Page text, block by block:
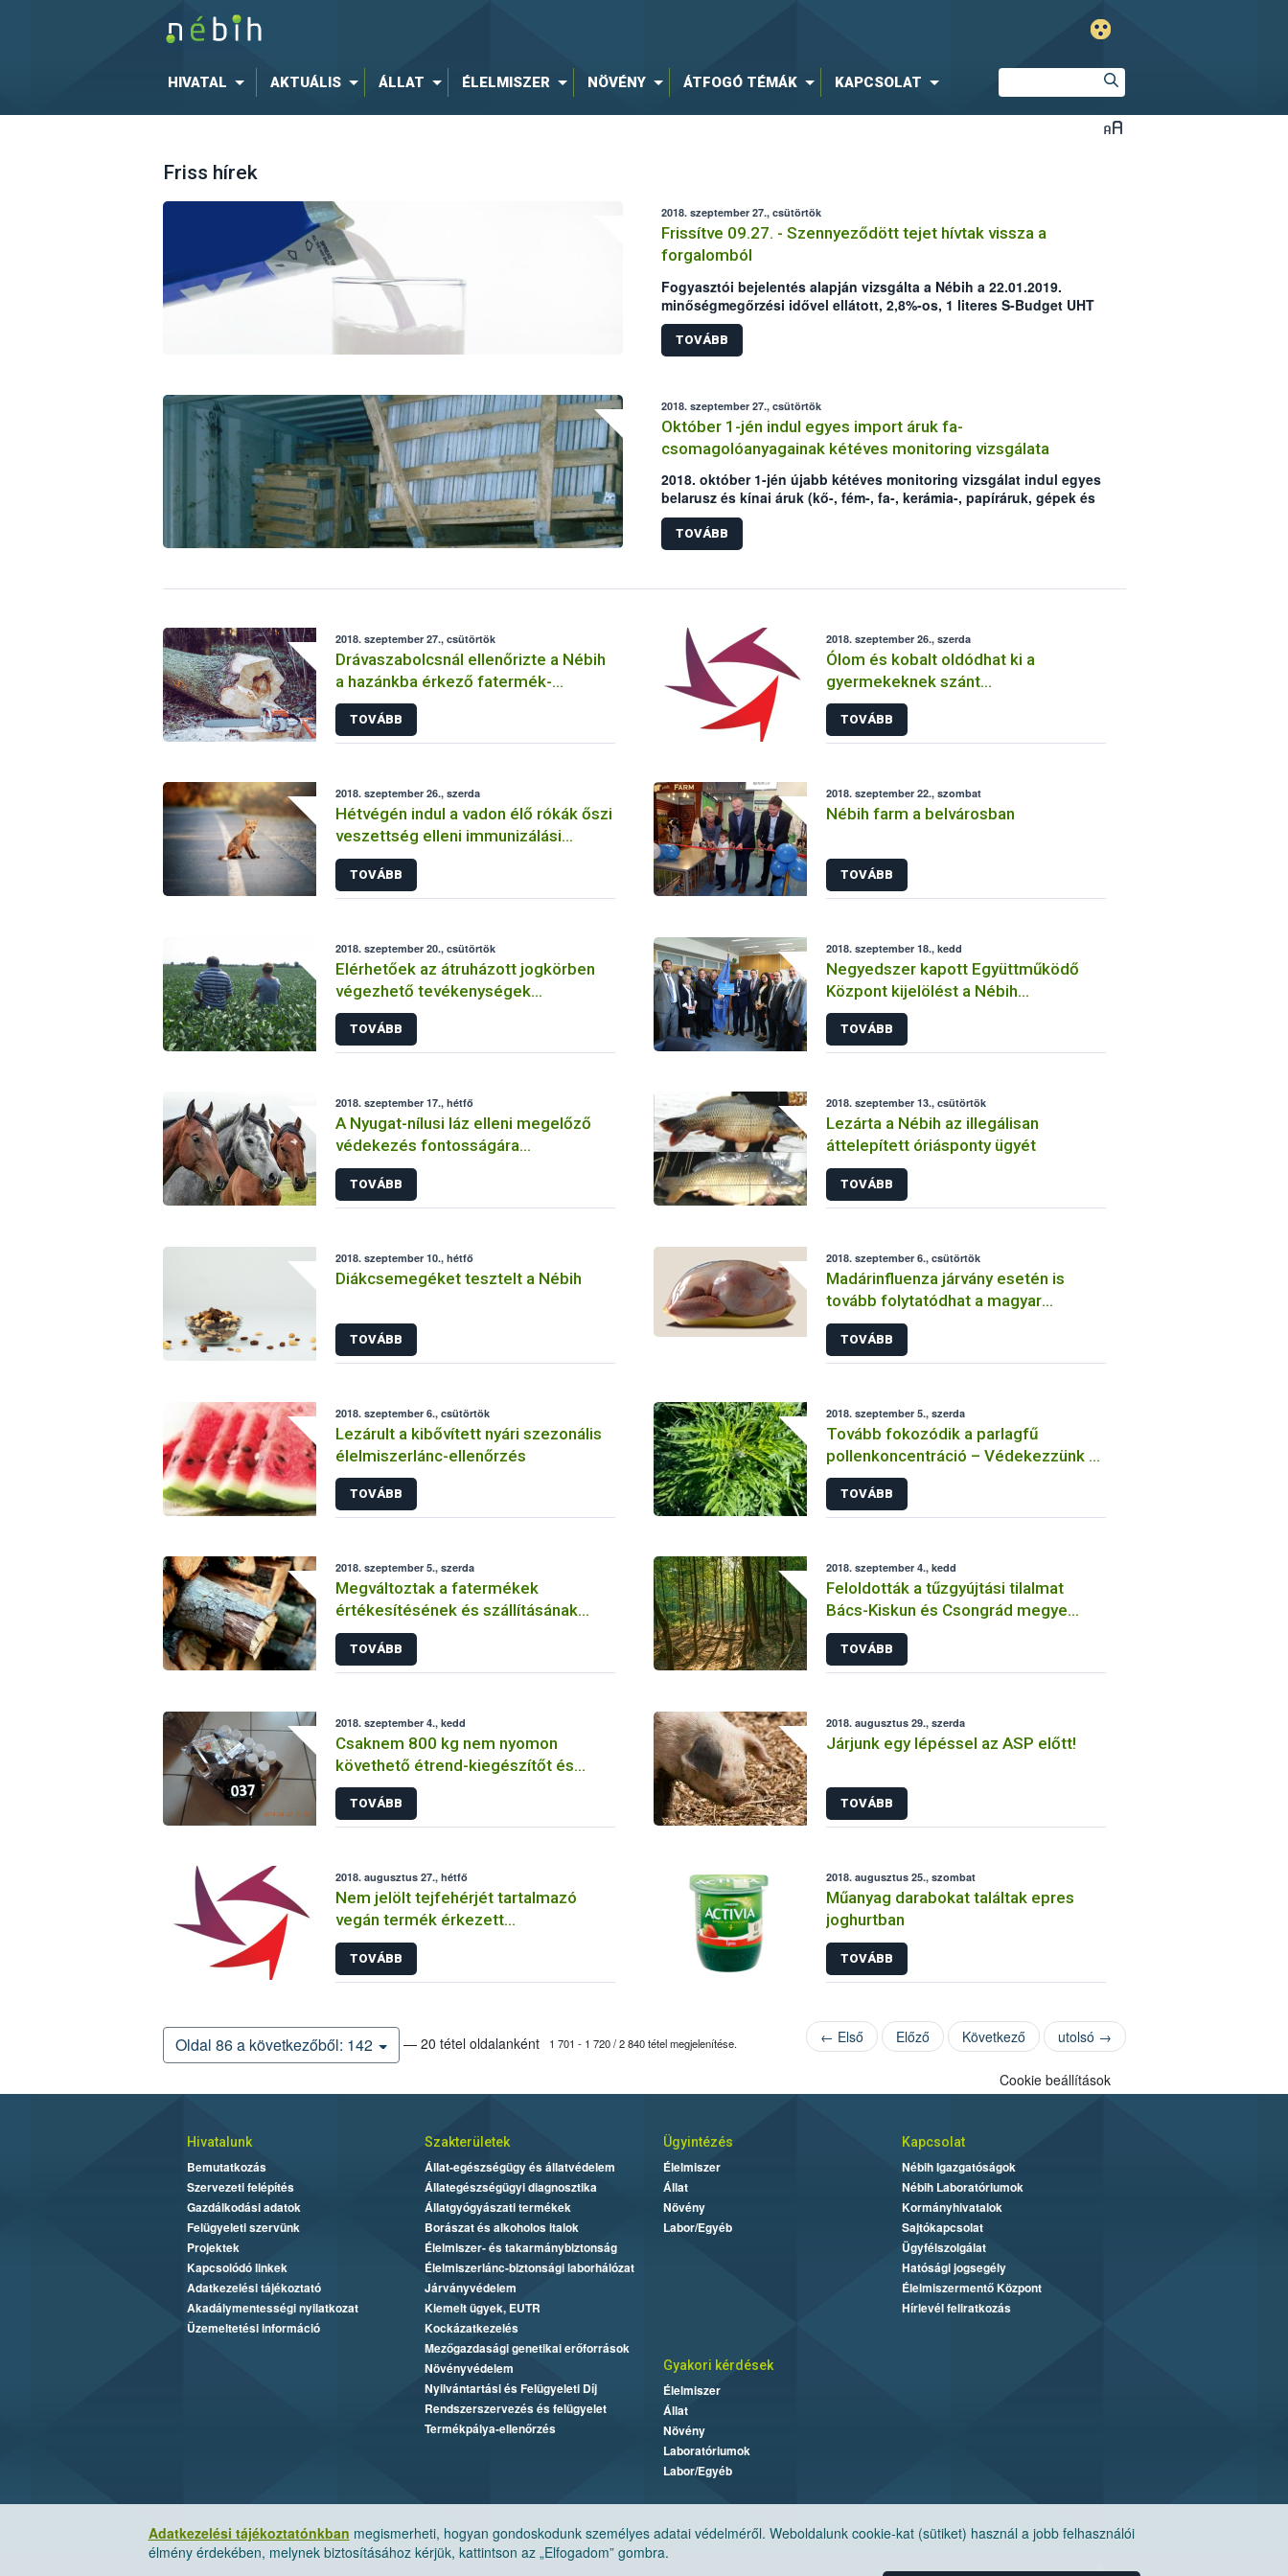
HIVATAL AKTUÁLIS ÁLLAT ÉLELMISZER NÖVÉNY ÁTFOGÓ TÉMÁK KAPCSOLAT
Friss hírek
2018. szeptember 27., csütörtök
Frissítve 09.27. - Szennyeződött tejet hívtak vissza a
forgalomból
Fogyasztói bejelentés alapján vizsgálta a Nébih a 22.01.2019.
minőségmegőrzési idővel ellátott, 2,8%-os, 1 literes S-Budget UHT
tejet. A termék mikrobiológiai szennyezettségét a laboratóriumi
vizsgálatok is megerősítették, ezért a Nébih elrendelte annak
forgalomból való kivonását és fogyasztóktól történő
TOVÁBB
2018. szeptember 27., csütörtök
Október 1-jén indul egyes import áruk fa-
csomagolóanyagainak kétéves monitoring vizsgálata
2018. október 1-jén újabb kétéves monitoring vizsgálat indul egyes
belarusz és kínai áruk (kő-, fém-, fa-, kerámia-, papíráruk, gépek és
alkatrészek) fa-csomagolóanyagaira vonatkozóan. A vizsgálat
újbóli elrendelését az elmúlt évek negatív ellenőrzési tapasztalatai
indokolták. Az Európai Bizottság egyúttal az ellenőrzött áruk körét
TOVÁBB
2018. szeptember 27., csütörtök
Drávaszabolcsnál ellenőrizte a Nébih
a hazánkba érkező fatermék-
szállítmányokat
TOVÁBB
2018. szeptember 26., szerda
Ólom és kobalt oldódhat ki a
gyermekeknek szánt
reggelizőkészletből
TOVÁBB
2018. szeptember 26., szerda
Hétvégén indul a vadon élő rókák őszi
veszettség elleni immunizálási
kampánya
TOVÁBB
2018. szeptember 22., szombat
Nébih farm a belvárosban
TOVÁBB
2018. szeptember 20., csütörtök
Elérhetőek az átruházott jogkörben
végezhető tevékenységek
követelményei
TOVÁBB
2018. szeptember 18., kedd
Negyedszer kapott Együttműködő
Központ kijelölést a Nébih
Radioanalitikai Referencia
Laboratóriuma
TOVÁBB
2018. szeptember 17., hétfő
A Nyugat-nílusi láz elleni megelőző
védekezés fontosságára
figyelmeztet a Nébih
TOVÁBB
2018. szeptember 13., csütörtök
Lezárta a Nébih az illegálisan
áttelepített óriásponty ügyét
TOVÁBB
2018. szeptember 10., hétfő
Diákcsemegéket tesztelt a Nébih
TOVÁBB
2018. szeptember 6., csütörtök
Madárinfluenza járvány esetén is
tovább folytatódhat a magyar
baromfihús japán exportja
TOVÁBB
2018. szeptember 6., csütörtök
Lezárult a kibővített nyári szezonális
élelmiszerlánc-ellenőrzés
TOVÁBB
2018. szeptember 5., szerda
Tovább fokozódik a parlagfű
pollenkoncentráció – Védekezzünk a
parlagfű ellen!
TOVÁBB
2018. szeptember 5., szerda
Megváltoztak a fatermékek
értékesítésének és szállításának
szabályai
TOVÁBB
2018. szeptember 4., kedd
Feloldották a tűzgyújtási tilalmat
Bács-Kiskun és Csongrád megye
területén
TOVÁBB
2018. szeptember 4., kedd
Csaknem 800 kg nem nyomon
követhető étrend-kiegészítőt és
étrend-kiegészítő alapanyagot vont ki
a forgalomból a Nébih
TOVÁBB
2018. augusztus 29., szerda
Járjunk egy lépéssel az ASP előtt!
TOVÁBB
2018. augusztus 27., hétfő
Nem jelölt tejfehérjét tartalmazó
vegán termék érkezett
Magyarországra
TOVÁBB
2018. augusztus 25., szombat
Műanyag darabokat találtak epres
joghurtban
TOVÁBB
Oldal 86 a következőből: 142 — 20 tétel oldalanként 1 701 - 1 720 / 2 840 tétel megjelenítése. ← Első Előző Következő utolsó →
Adatkezelési tájékoztatónkban megismerheti, hogyan gondoskodunk személyes adatai védelméről. Weboldalunk cookie-kat (sütiket) használ a jobb felhasználói
élmény érdekében, melynek biztosításához kérjük, kattintson az „Elfogadom” gombra.
Cookie beállítások
Hivatalunk
Bemutatkozás
Szervezeti felépítés
Gazdálkodási adatok
Felügyeleti szervünk
Projektek
Kapcsolódó linkek
Adatkezelési tájékoztató
Akadálymentességi nyilatkozat
Üzemeltetési információ
Szakterületek
Állat-egészségügy és állatvédelem
Állategészségügyi diagnosztika
Állatgyógyászati termékek
Borászat és alkoholos italok
Élelmiszer- és takarmánybiztonság
Élelmiszerlánc-biztonsági laborhálózat
Járványvédelem
Kiemelt ügyek, EUTR
Kockázatkezelés
Mezőgazdasági genetikai erőforrások
Növényvédelem
Nyilvántartási és Felügyeleti Díj
Rendszerszervezés és felügyelet
Termékpálya-ellenőrzés
Ügyintézés
Élelmiszer
Állat
Növény
Labor/Egyéb
Kapcsolat
Nébih Igazgatóságok
Nébih Laboratóriumok
Kormányhivatalok
Sajtókapcsolat
Ügyfélszolgálat
Hatósági jogsegély
Élelmiszermentő Központ
Hírlevél feliratkozás
Gyakori kérdések
Élelmiszer
Állat
Növény
Laboratóriumok
Labor/Egyéb